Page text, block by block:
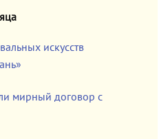
искусств
мирный договор с